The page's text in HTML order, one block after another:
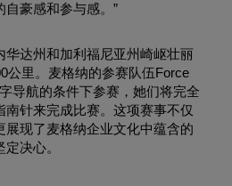
豪感和参与感。”
华达州和加利福尼亚州崎岖壮丽
公里。麦格纳的参赛队伍Force
导航的条件下参赛，她们将完全
针来完成比赛。这项赛事不仅
展现了麦格纳企业文化中蕴含的
决心。